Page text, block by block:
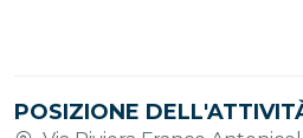
POSIZIONE